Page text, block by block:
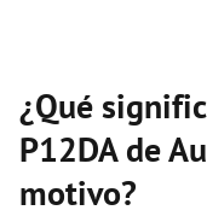
¿Qué
P12DA de
motivo?